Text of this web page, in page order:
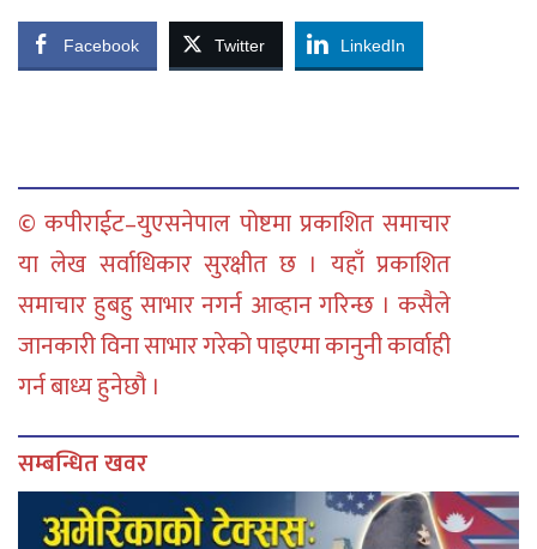
Facebook Twitter LinkedIn
© कपीराईट–युएसनेपाल पोष्टमा प्रकाशित समाचार
या लेख सर्वाधिकार सुरक्षीत छ । यहाँ प्रकाशित
समाचार हुबहु साभार नगर्न आव्हान गरिन्छ । कसैले
जानकारी विना साभार गरेको पाइएमा कानुनी कार्वाही
गर्न बाध्य हुनेछौ ।
सम्बन्धित खवर